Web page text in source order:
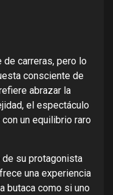
de carreras, pero lo
consciente de
abrazar la
el espectáculo
un equilibrio raro
su protagonista
una experiencia
butaca como si uno